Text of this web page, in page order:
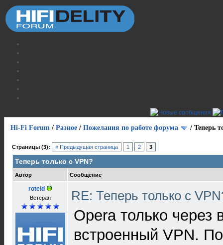
Hi-Fi Forum / Разное / Пожелания по работе форума / Теперь
Страницы (3): « Предыдущая страница 1 2 3
Теперь только с VPN?
Автор Сообщение
roteid
Ветеран RE: Теперь только с
Opera только через
встроенный VPN.